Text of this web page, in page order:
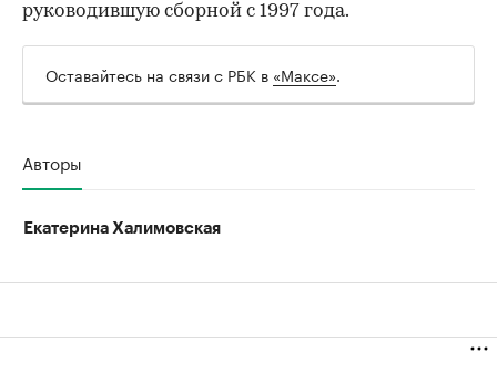
руководившую сборной с 1997 года.
Оставайтесь на связи с РБК в «Максе».
Авторы
Екатерина Халимовская